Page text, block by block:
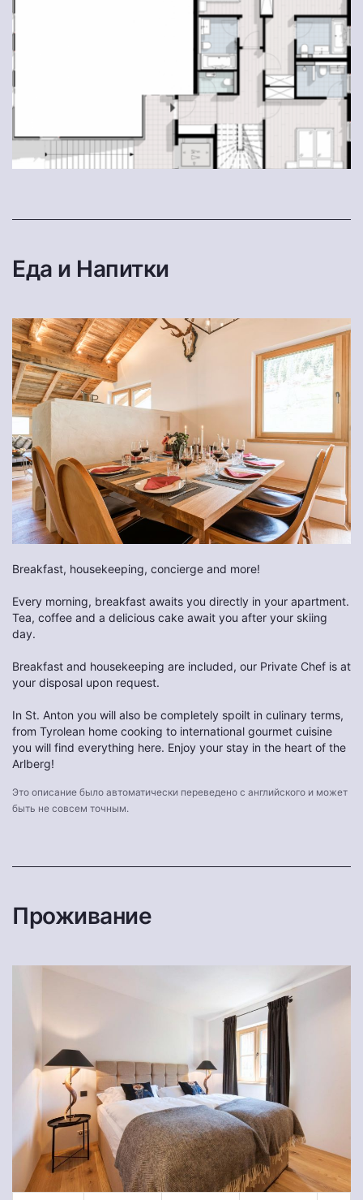
Еда и Напитки
Breakfast, housekeeping, concierge and more!
Every morning, breakfast awaits you directly in your apartment.
Tea, coffee and a delicious cake await you after your skiing
day.
Breakfast and housekeeping are included, our Private Chef is at
your disposal upon request.
In St. Anton you will also be completely spoilt in culinary terms,
from Tyrolean home cooking to international gourmet cuisine
you will find everything here. Enjoy your stay in the heart of the
Arlberg!
Это описание было автоматически переведено с английского и может
быть не совсем точным.
Проживание